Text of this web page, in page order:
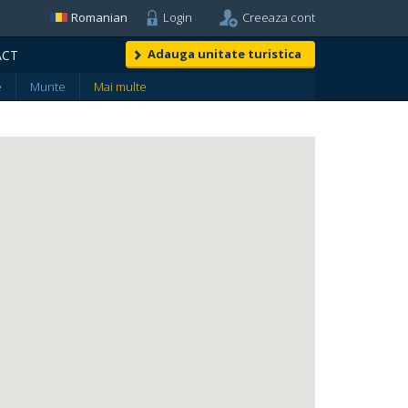
Login Creeaza cont
Romanian
Adauga unitate turistica
Munte Mai multe